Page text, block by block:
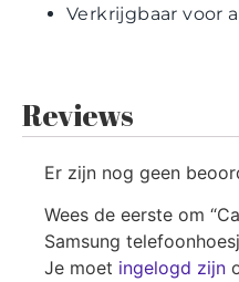
Verkrijgbaar voor
Reviews
Er zijn nog geen
Wees de eerste om
Samsung
Je moet ingelogd zijn